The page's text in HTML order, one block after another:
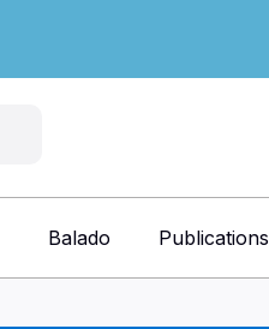
Balado Publications